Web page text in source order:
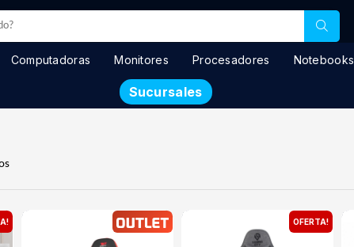
Computadoras Monitores Procesadores Notebooks
Sucursales
OFERTA!